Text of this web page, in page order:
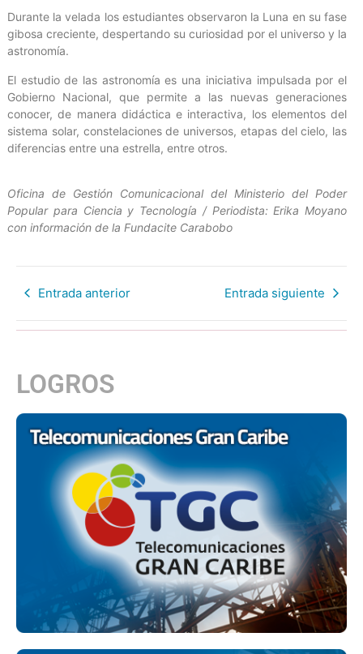
Durante la velada los estudiantes observaron la Luna en su fase
gibosa creciente, despertando su curiosidad por el universo y la
astronomía.
El estudio de las astronomía es una iniciativa impulsada por el
Gobierno Nacional, que permite a las nuevas generaciones
conocer, de manera didáctica e interactiva, los elementos del
sistema solar, constelaciones de universos, etapas del cielo, las
diferencias entre una estrella, entre otros.
Oficina de Gestión Comunicacional del Ministerio del Poder
Popular para Ciencia y Tecnología / Periodista: Erika Moyano
con información de la Fundacite Carabobo
Entrada anterior Entrada siguiente
LOGROS